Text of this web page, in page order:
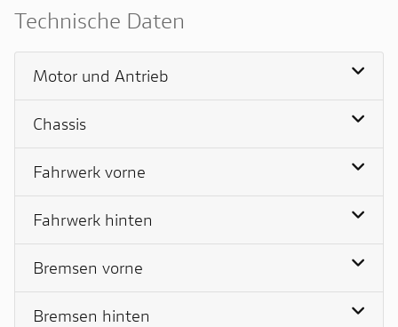
Technische Daten
Motor und Antrieb
Chassis
Fahrwerk vorne
Fahrwerk hinten
Bremsen vorne
Bremsen hinten